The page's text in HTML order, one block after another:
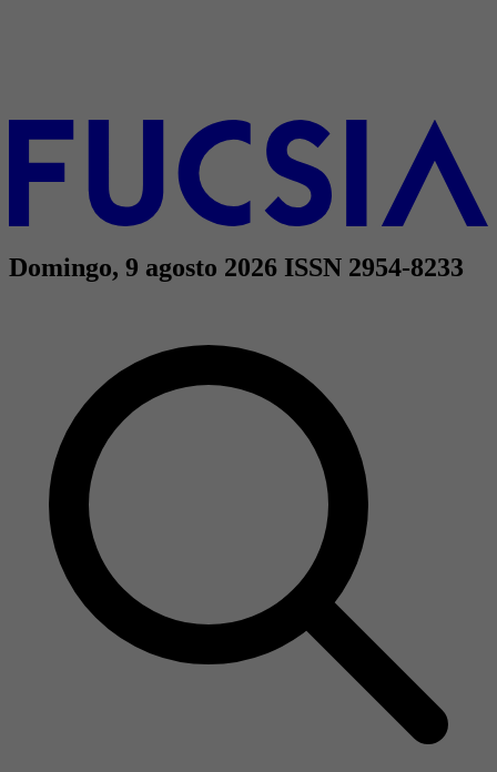
Domingo, 9 agosto 2026 ISSN 2954-8233